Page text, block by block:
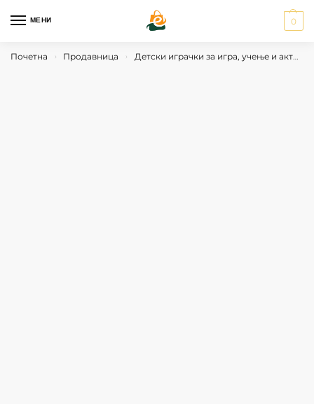
МЕНИ 0
Почетна › Продавница › Детски играчки за игра, учење и активности